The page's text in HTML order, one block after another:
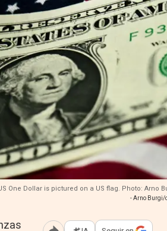
One Dollar is pictured on a US flag. Photo:
- Arno Burgi/